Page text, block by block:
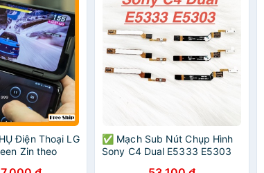
Điện Thoại LG
Zin theo
✅ Mạch Sub Nút Chụp Hình
Sony C4 Dual E5333 E5303